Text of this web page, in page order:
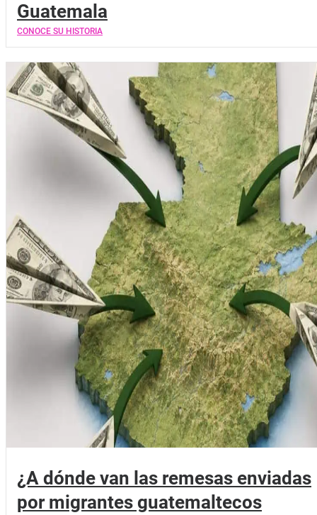
Guatemala
CONOCE SU HISTORIA
¿A dónde van las remesas enviadas
por migrantes guatemaltecos